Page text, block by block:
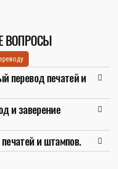
ВОПРОСЫ
перевод печатей и
и заверение
и штампов.